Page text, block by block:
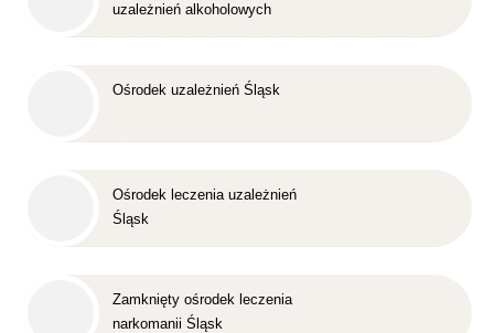
uzależnień alkoholowych
Ośrodek uzależnień Śląsk
Ośrodek leczenia uzależnień
Śląsk
Zamknięty ośrodek leczenia
narkomanii Śląsk